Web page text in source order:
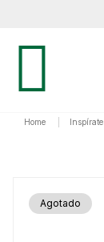
Home Inspírate
Agotado